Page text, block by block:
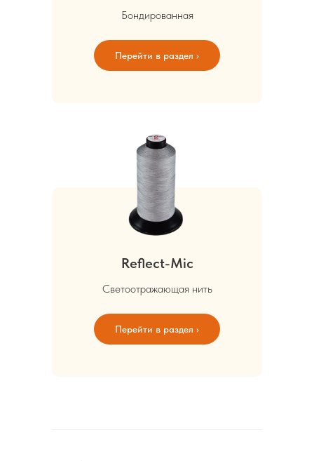
Бондированная
Перейти в раздел ›
Reflect-Mic
Светоотражающая нить
Перейти в раздел ›